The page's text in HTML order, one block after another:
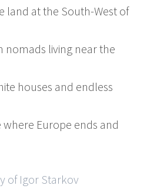
land at the South-West of
nomads living near the
houses and endless
where Europe ends and
of Igor Starkov